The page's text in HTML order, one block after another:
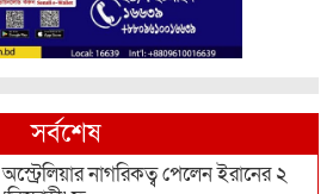
সর্বশেষ
অস্ট্রেলিয়ার নাগরিকত্ব পেলেন ইরানের ২